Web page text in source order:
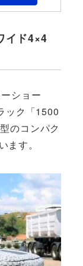
イド4×4
ショー
ック「1500
のコンパク
ます。